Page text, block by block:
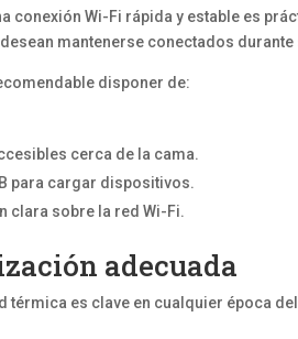
conexión Wi-Fi rápida y estable es
mantenerse conectados
disponer de:
cerca de la cama.
para cargar dispositivos.
clara sobre la red Wi-Fi.
adecuada
térmica es clave en cualquier época